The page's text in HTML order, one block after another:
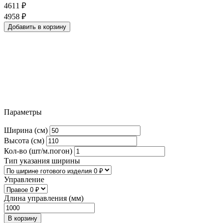
4611 ₽
4958 ₽
Добавить в корзину
Параметры
Ширина (см)
Высота (см)
Кол-во (шт/м.погон)
Тип указания ширины
Управление
Длина управления (мм)
В корзину